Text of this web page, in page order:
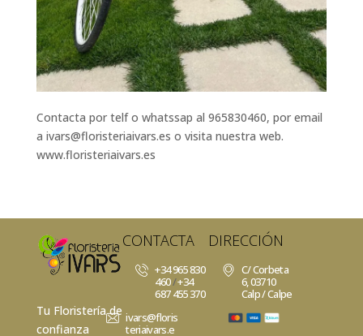
Contacta por telf o whatssap al 965830460, por email
a ivars@floristeriaivars.es o visita nuestra web.
www.floristeriaivars.es
Tu Floristería de
confianza
CONTACTA
+34 965 830
460/+34
687 455 370
ivars@floris
teriaivars.e
DIRECCIÓN
C/ Corbeta
6, 03710
Calp / Calpe